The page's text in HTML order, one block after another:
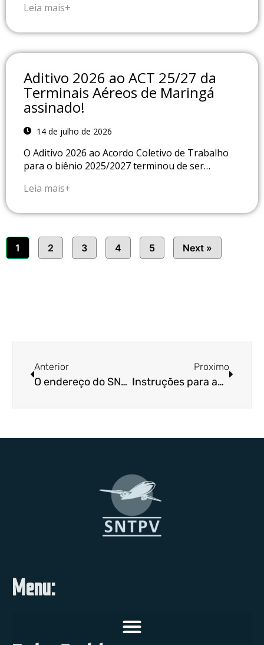
Leia mais+
Aditivo 2026 ao ACT 25/27 da
Terminais Aéreos de Maringá
assinado!
14 de julho de 2026
O Aditivo 2026 ao Acordo Coletivo de Trabalho
para o biênio 2025/2027 terminou de ser…
Leia mais+
1 2 3 4 5 Next »
Anterior
O endereço do SNTPV no Instagram MUDOU
Proximo
Instruções para acesso à carteirinha da SulAmérica Odonto
Menu: